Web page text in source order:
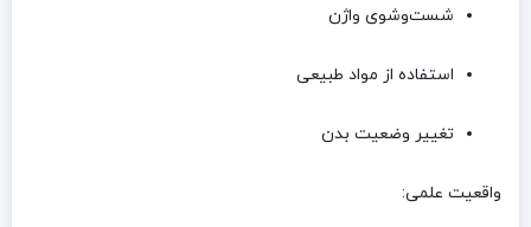
شست‌وشوی واژن
استفاده از مواد طبیعی
تغییر وضعیت بدن
واقعیت علمی: